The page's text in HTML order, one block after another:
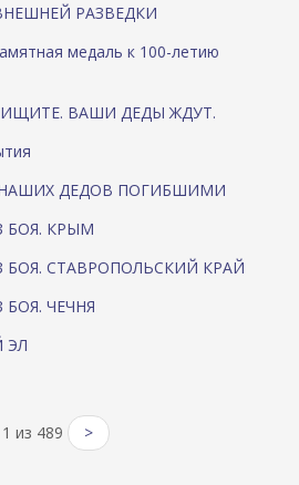
РАЗВЕДКИ
медаль к 100-летию
ВАШИ ДЕДЫ ЖДУТ.
ДЕДОВ ПОГИБШИМИ
БОЯ. КРЫМ
БОЯ. СТАВРОПОЛЬСКИЙ КРАЙ
ЧЕЧНЯ
ЭЛ
1 из 489 >